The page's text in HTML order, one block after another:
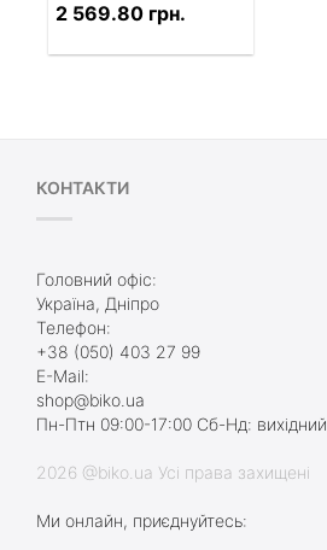
2 569.80 грн.
КОНТАКТИ
Головний офіс:
Україна, Дніпро
Телефон:
+38 (050) 403 27 99
E-Mail:
shop@biko.ua
Пн-Птн 09:00-17:00 Сб-Нд: вихідний
2026 @biko.ua Усі права захищені
Ми онлайн, приєднуйтесь: